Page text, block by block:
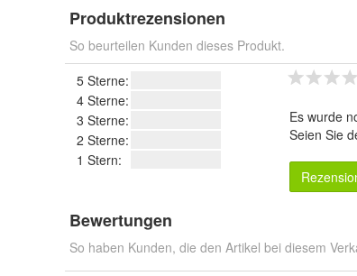
Produktrezensionen
So beurteilen Kunden dieses Produkt.
5 Sterne:
4 Sterne:
3 Sterne:
2 Sterne:
1 Stern:
Es wurde
Seien Sie
Bewertungen
So haben Kunden, die den Artikel bei diesem